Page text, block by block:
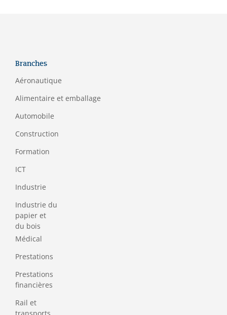
Branches
Aéronautique
Alimentaire et emballage
Automobile
Construction
Formation
ICT
Industrie
Industrie du
papier et
du bois
Médical
Prestations
Prestations
financières
Rail et